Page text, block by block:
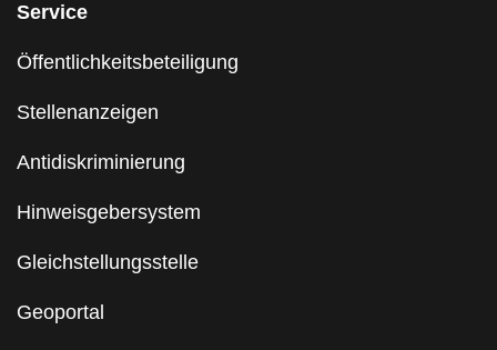
Service
Öffentlichkeitsbeteiligung
Stellenanzeigen
Antidiskriminierung
Hinweisgebersystem
Gleichstellungsstelle
Geoportal